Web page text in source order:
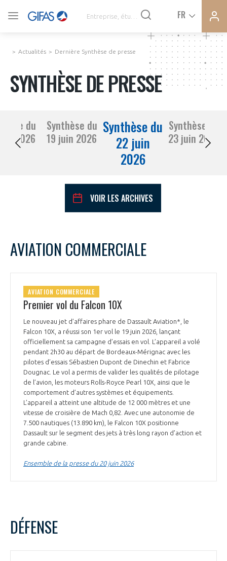
FR
SYNTHÈSE DE PRESSE
COMMUNIQUÉS DE PRESSE
PRÉSENTATION
NOTRE VISION
NOS MISSIONS
NOTRE HISTOIRE
ORGANISATION
LE CONSEIL DU GIFAS
L’ÉQUIPE DU GIFAS
NOS RÉSEAUX À L'INTERNATIONAL
FONCTIONNEMENT
GEADS
COMITÉ AERO PME
STARTAIR
COMMISSIONS ET COMITÉS
ACCOMPAGNEMENT DE NOS ADHÉRENTS
LES PROGRAMMES DU GIFAS
UN ÉCOSYSTÈME INTÉGRÉ ET COHÉRENT
POURQUOI DEVENIR MEMBRE ?
LA MÉDIATION
LA MÉDIATION DANS LA FILIÈRE AÉRONAUTIQUE ET SPATIALE
LE SALON DU BOURGET
L'OBSERVATOIRE
CHIFFRES CLÉS
LES ENJEUX
Actualités Dernière Synthèse de presse
SYNTHÈSE DE PRESSE
du
18 juin 2026
Synthèse du
19 juin 2026
Synthèse du
22 juin
2026
Synthèse du
23 juin 2026
VOIR LES ARCHIVES
L
M M J
1 2 3 4 5 6
7
8
9
15
16 17
29
30
AVIATION COMMERCIALE
AVIATION COMMERCIALE
Premier vol du Falcon 10X
Le nouveau jet d’affaires phare de Dassault Aviation*, le
Falcon 10X, a réussi son 1er vol le 19 juin 2026, lançant
officiellement sa campagne d’essais en vol. L’appareil a volé
pendant 2h30 au départ de Bordeaux-Mérignac avec les
pilotes d’essais Sébastien Dupont de Dinechin et Fabrice
Dougnac. Le vol a permis de valider les qualités de pilotage
de l’avion, les moteurs Rolls-Royce Pearl 10X, ainsi que le
comportement d’autres systèmes et équipements.
L’appareil a atteint une altitude de 12 000 mètres et une
vitesse de croisière de Mach 0,82. Avec une autonomie de
7.500 nautiques (13.890 km), le Falcon 10X positionne
Dassault sur le segment des jets à très long rayon d’action et
grande cabine.
Ensemble de la presse du 20 juin 2026
DÉFENSE
VOUS ÊTES ADHÉRENTS
PAS ENCORE ADHÉRENT ?
Rejoignez une filière d’excellence et développez
Découvrez les avantages d'adhérer au GIFAS.
Rencontres, salons, données sectorielles,
DEMANDE D’ADHÉSION
DEMANDE D’ADHÉSION
Avez-vous un statut de droit français ?